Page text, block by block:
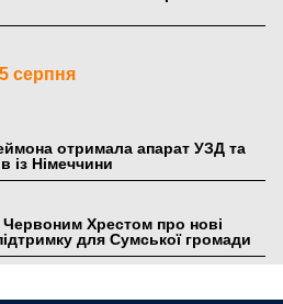
5 серпня
отримала апарат УЗД та
із Німеччини
Хрестом про нові
для Сумської громади
згоріли. Як допомогти «Ранку»